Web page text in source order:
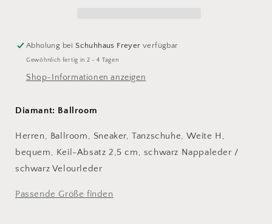
Abholung beiSchuhhaus Freyer verfügbar
Gewöhnlich fertig in 2 - 4 Tagen
Shop-Informationen anzeigen
Diamant: Ballroom
Herren, Ballroom, Sneaker, Tanzschuhe, Weite H,
bequem, Keil-Absatz 2,5 cm, schwarz Nappaleder /
schwarz Velourleder
Passende Größe finden